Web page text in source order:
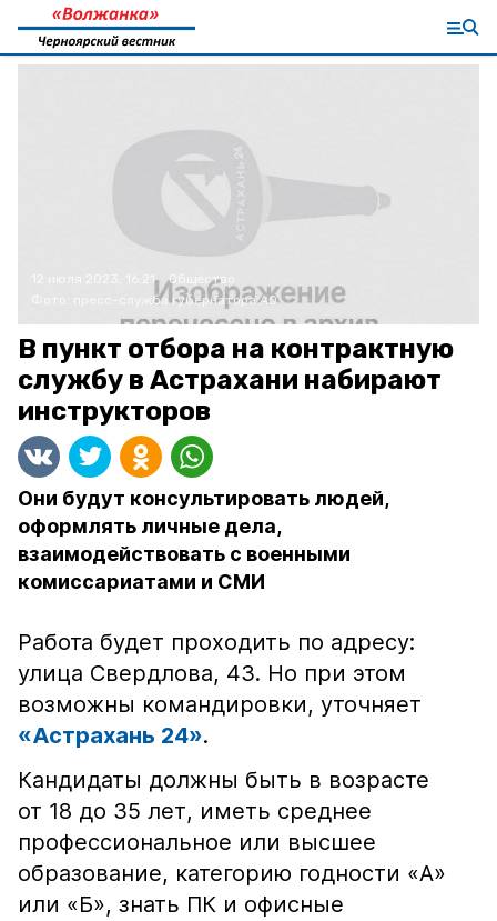
12 июля 2023, 16:21
Общество
пресс-служба губернатора АО
В пункт отбора на контрактную
службу в Астрахани набирают
инструкторов
Они будут консультировать людей,
оформлять личные дела,
взаимодействовать с военными
комиссариатами и СМИ
Работа будет проходить по адресу:
улица Свердлова, 43. Но при этом
возможны командировки, уточняет
«Астрахань 24».
Кандидаты должны быть в возрасте
от 18 до 35 лет, иметь среднее
профессиональное или высшее
образование, категорию годности «А»
или «Б», знать ПК и офисные